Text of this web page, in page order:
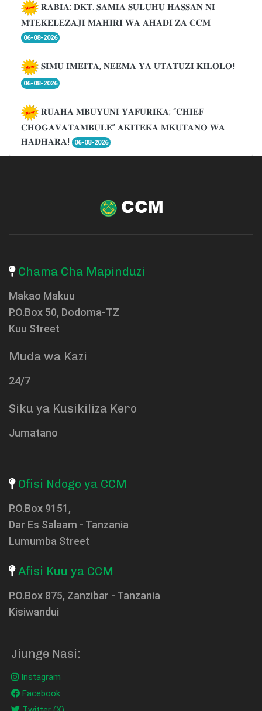
𝐑𝐀𝐁𝐈𝐀: 𝐃𝐊𝐓. 𝐒𝐀𝐌𝐈𝐀 𝐒𝐔𝐋𝐔𝐇𝐔 𝐇𝐀𝐒𝐒𝐀𝐍 𝐍𝐈
𝐌𝐓𝐄𝐊𝐄𝐋𝐄𝐙𝐀𝐉𝐈 𝐌𝐀𝐇𝐈𝐑𝐈 𝐖𝐀 𝐀𝐇𝐀𝐃𝐈 𝐙𝐀 𝐂𝐂𝐌
06-08-2026
𝐒𝐈𝐌𝐔 𝐈𝐌𝐄𝐈𝐓𝐀, 𝐍𝐄𝐄𝐌𝐀 𝐘𝐀 𝐔𝐓𝐀𝐓𝐔𝐙𝐈 𝐊𝐈𝐋𝐎𝐋𝐎!
06-08-2026
𝐑𝐔𝐀𝐇𝐀 𝐌𝐁𝐔𝐘𝐔𝐍𝐈 𝐘𝐀𝐅𝐔𝐑𝐈𝐊𝐀; “𝐂𝐇𝐈𝐄𝐅
𝐂𝐇𝐎𝐆𝐀𝐕𝐀𝐓𝐀𝐌𝐁𝐔𝐋𝐄” 𝐀𝐊𝐈𝐓𝐄𝐊𝐀 𝐌𝐊𝐔𝐓𝐀𝐍𝐎 𝐖𝐀
𝐇𝐀𝐃𝐇𝐀𝐑𝐀!
06-08-2026
Chama Cha Mapinduzi
Makao Makuu
P.O.Box 50, Dodoma-TZ
Kuu Street
Muda wa Kazi
24/7
Siku ya Kusikiliza Kero
Jumatano
Ofisi Ndogo ya CCM
P.O.Box 9151,
Dar Es Salaam - Tanzania
Lumumba Street
Afisi Kuu ya CCM
P.O.Box 875, Zanzibar - Tanzania
Kisiwandui
Jiunge Nasi:
Instagram
Facebook